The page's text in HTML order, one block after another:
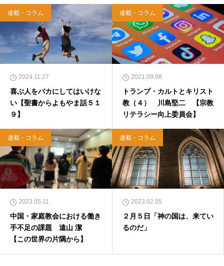
連載・コラム
2024.11.27
喜ぶ人をバカにしてはいけな
い【聖書からよもやま話５１
９】
連載・コラム
2021.09.08
トランプ・カルトとキリスト
教（４） 川島堅二 【宗教
リテラシー向上委員会】
連載・コラム
2023.05.11
中国・家庭教会における働き
手不足の課題 遠山 潔
【この世界の片隅から】
連載・コラム
2023.02.05
２月５日「神の国は、来てい
るのだ」